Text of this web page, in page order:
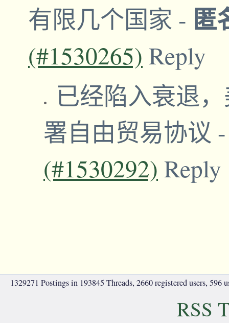
有限几个国家 - 匿
(#1530265) Reply
已经陷入衰退
署自由贸易协议
(#1530292) Reply
1329271 Postings in 193845 Threads, 2660 registered users, 596
RSS